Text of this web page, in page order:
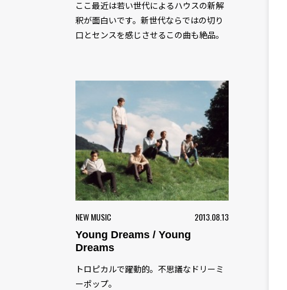
ここ最近は若い世代によるハウスの新解
釈が面白いです。新世代ならではの切り
口とセンスを感じさせるこの曲も絶品。
NEW MUSIC 2013.08.13
Young Dreams / Young
Dreams
トロピカルで躍動的。不思議なドリーミ
ーポップ。